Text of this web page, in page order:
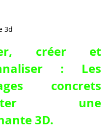
3d
créer et
: Les
concrets
une
3D.